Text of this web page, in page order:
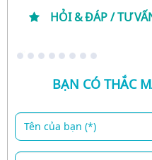
HỎI & ĐÁP / TƯ
BẠN CÓ THẮC